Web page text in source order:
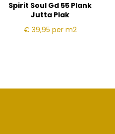
Spirit Soul Gd 55 Plank
Jutta Plak
€ 39,95 per m2